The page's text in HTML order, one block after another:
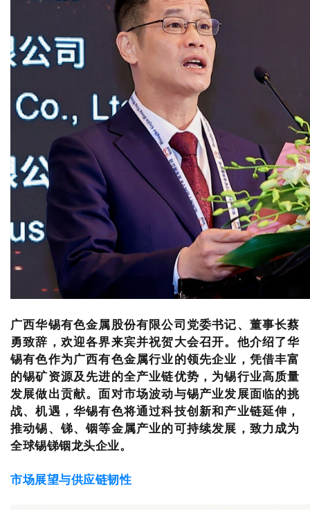
广西华锡有色金属股份有限公司党委书记、董事长蔡
勇致辞，欢迎各界来宾并祝贺大会召开。他介绍了华
锡有色作为广西有色金属行业的领先企业，凭借丰富
的锡矿资源及先进的全产业链优势，为锡行业高质量
发展做出贡献。面对市场波动与锡产业发展面临的挑
战、机遇，华锡有色将通过科技创新和产业链延伸，
推动锡、锑、铟等金属产业的可持续发展，致力成为
全球锡锑铟龙头企业。
市场展望与供应链韧性